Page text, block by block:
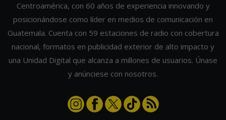
Centroamérica, con 60 años de experiencia innovando y
posicionándose como líder en medios de comunicación en
Guatemala. Cuenta con 59 estaciones de radio con cobertura
nacional, formatos en publicidad exterior de alto impacto y
una Unidad Digital que alcanza a millones de usuarios. Únase
y anúnciese con nosotros.